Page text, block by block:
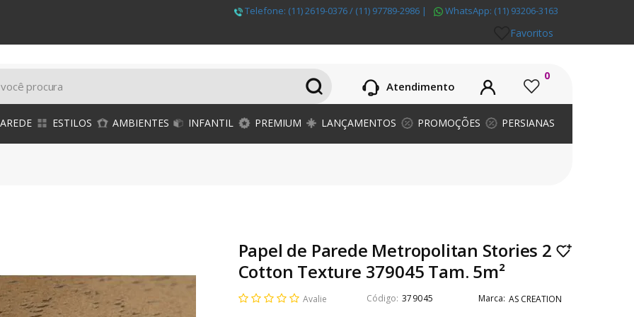
Telefone: (11) 2619-0376 / (11) 97789-2986 | WhatsApp: (11) 93206-3163
Favoritos
Atendimento
0
ESTILOS AMBIENTES INFANTIL PREMIUM LANÇAMENTOS PROMOÇÕES PERSIANAS
Papel de Parede Metropolitan Stories 2
Cotton Texture 379045 Tam. 5m²
Avalie 379045 AS CREATION